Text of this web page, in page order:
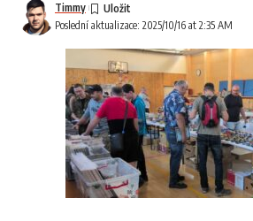
Poslední aktualizace: 2025/10/16 at 2:35 AM
Timmy